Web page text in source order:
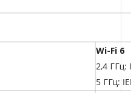
Wi-Fi 6
2,4 ГГц:
5 ГГц: